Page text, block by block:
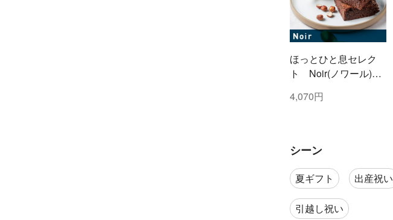
ほっとひと息セレク
ト Noir(ノワール)コ
4,070円
シーン
夏ギフト 出産祝い
引越し祝い